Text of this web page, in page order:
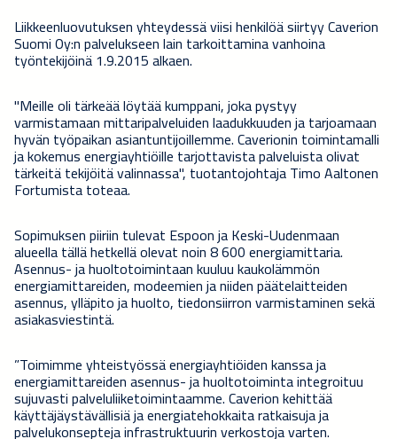
Liikkeenluovutuksen yhteydessä viisi henkilöä siirtyy Caverion
Suomi Oy:n palvelukseen lain tarkoittamina vanhoina
työntekijöinä 1.9.2015 alkaen.
"Meille oli tärkeää löytää kumppani, joka pystyy
varmistamaan mittaripalveluiden laadukkuuden ja tarjoamaan
hyvän työpaikan asiantuntijoillemme. Caverionin toimintamalli
ja kokemus energiayhtiöille tarjottavista palveluista olivat
tärkeitä tekijöitä valinnassa", tuotantojohtaja Timo Aaltonen
Fortumista toteaa.
Sopimuksen piiriin tulevat Espoon ja Keski-Uudenmaan
alueella tällä hetkellä olevat noin 8 600energiamittaria.
Asennus- ja huoltotoimintaan kuuluu kaukolämmön
energiamittareiden, modeemien ja niiden päätelaitteiden
asennus, ylläpito ja huolto, tiedonsiirron varmistaminen sekä
asiakasviestintä.
”Toimimme yhteistyössä energiayhtiöiden kanssa ja
energiamittareiden asennus- ja huoltotoiminta integroituu
sujuvasti palveluliiketoimintaamme. Caverion kehittää
käyttäjäystävällisiä ja energiatehokkaita ratkaisuja ja
palvelukonsepteja infrastruktuurin verkostoja varten.